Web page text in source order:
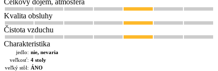
Celkový dojem, atmosféra
Kvalita obsluhy
Čistota vzduchu
Charakteristika
jedlo: nie, nevaria
veľkosť: 4 stoly
veľký stôl: ÁNO